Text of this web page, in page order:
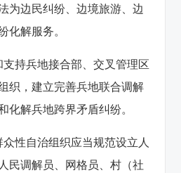
为边民纠纷、边境旅游、边
化解服务。
支持兵地接合部、交叉管理区
织，建立完善兵地联合调解
化解兵地跨界矛盾纠纷。
众性自治组织应当规范设立人
民调解员、网格员、村（社